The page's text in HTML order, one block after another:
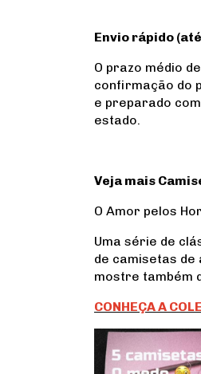
Envio rápido
O prazo médio
confirmação do
e preparado
estado.
Veja mais
O Amor pelos
Uma série de
de camisetas
mostre também
CONHEÇA A